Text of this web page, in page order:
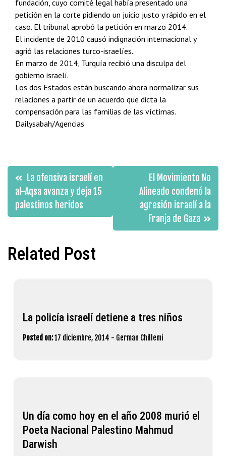
fundación, cuyo comité legal había presentado una
petición en la corte pidiendo un juicio justo y rápido en el
caso. El tribunal aprobó la petición en marzo 2014.
El incidente de 2010 causó indignación internacional y
agrió las relaciones turco-israelíes.
En marzo de 2014, Turquía recibió una disculpa del
gobierno israelí.
Los dos Estados están buscando ahora normalizar sus
relaciones a partir de un acuerdo que dicta la
compensación para las familias de las víctimas.
Dailysabah/Agencias
Navegación
de
entradas
La ofensiva israelí en
al-Aqsa avanza y deja 15
palestinos heridos
El Movimiento No
Alineado condenó la
agresión israelí a la
Franja de Gaza
Related Post
La policía israelí detiene a tres niños
Posted on:17 diciembre, 2014 - German Chillemi
Un día como hoy en el año 2008 murió el
Poeta Nacional Palestino Mahmud
Darwish